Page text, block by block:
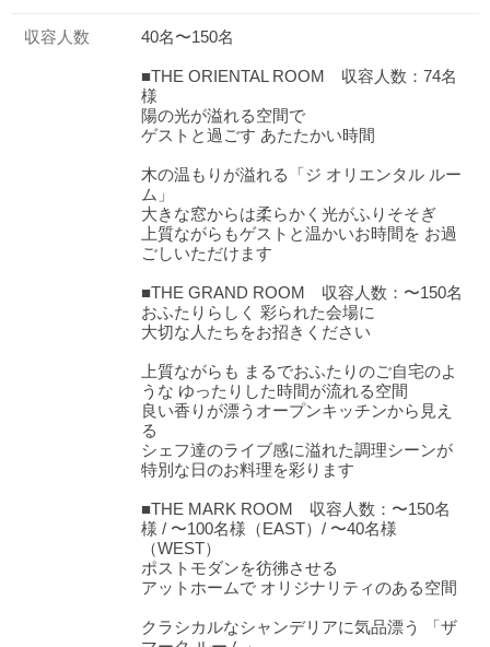
収容人数 40名〜150名
■THE ORIENTAL ROOM 収容人数：74名
様
陽の光が溢れる空間で
ゲストと過ごす あたたかい時間
木の温もりが溢れる「ジ オリエンタル ルー
ム」
大きな窓からは柔らかく光がふりそそぎ
上質ながらもゲストと温かいお時間を お過
ごしいただけます
■THE GRAND ROOM 収容人数：〜150名
おふたりらしく 彩られた会場に
大切な人たちをお招きください
上質ながらも まるでおふたりのご自宅のよ
うな ゆったりした時間が流れる空間
良い香りが漂うオープンキッチンから見え
る
シェフ達のライブ感に溢れた調理シーンが
特別な日のお料理を彩ります
■THE MARK ROOM 収容人数：〜150名
様 / 〜100名様（EAST）/ 〜40名様
（WEST）
ポストモダンを彷彿させる
アットホームで オリジナリティのある空間
クラシカルなシャンデリアに気品漂う 「ザ